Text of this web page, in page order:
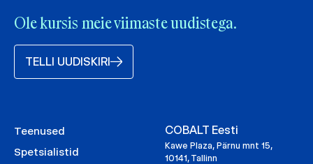
Ole kursis meie viimaste uudistega.
TELLI UUDISKIRI
Teenused
Spetsialistid
COBALT Eesti
Kawe Plaza, Pärnu mnt 15,
10141, Tallinn